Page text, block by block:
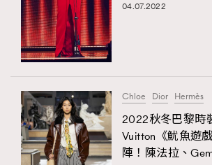
04.07.2022
Chloe Dior Hermès
2022秋冬巴黎時
Vuitton《魷魚遊
陣！陳法拉、